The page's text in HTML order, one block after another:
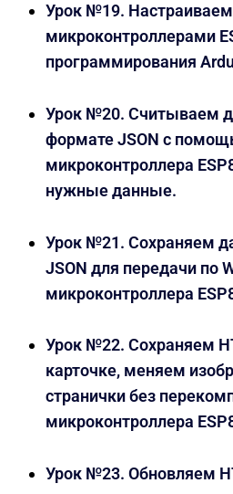
Урок №19.
микроконтроллерами
программирования
Урок №20. Считываем
формате JSON с
микроконтроллера
нужные данные.
Урок №21. Сохраняем
JSON для передачи по
микроконтроллера
Урок №22. Сохраняем
карточке, меняем
странички без
микроконтроллера
Урок №23. Обновляем